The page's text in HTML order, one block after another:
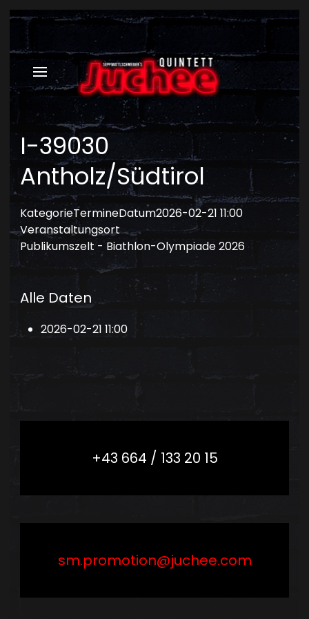
I-39030
Antholz/Südtirol
KategorieTermineDatum2026-02-21 11:00
Veranstaltungsort
Publikumszelt - Biathlon-Olympiade 2026
Alle Daten
2026-02-21 11:00
+43 664 / 133 20 15
sm.promotion@juchee.com